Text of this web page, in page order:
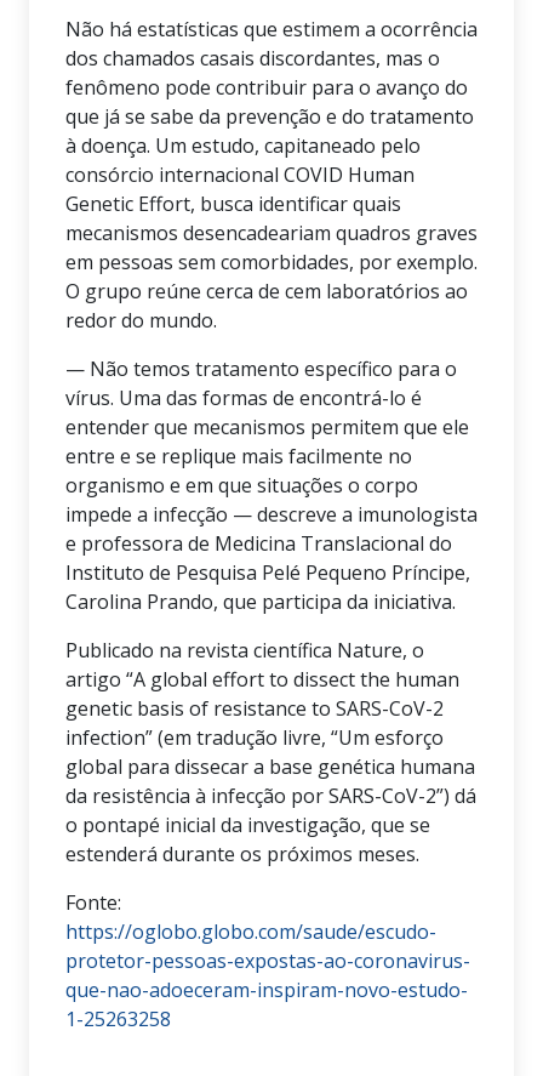
Não há estatísticas que estimem a ocorrência
dos chamados casais discordantes, mas o
fenômeno pode contribuir para o avanço do
que já se sabe da prevenção e do tratamento
à doença. Um estudo, capitaneado pelo
consórcio internacional COVID Human
Genetic Effort, busca identificar quais
mecanismos desencadeariam quadros graves
em pessoas sem comorbidades, por exemplo.
O grupo reúne cerca de cem laboratórios ao
redor do mundo.
— Não temos tratamento específico para o
vírus. Uma das formas de encontrá-lo é
entender que mecanismos permitem que ele
entre e se replique mais facilmente no
organismo e em que situações o corpo
impede a infecção — descreve a imunologista
e professora de Medicina Translacional do
Instituto de Pesquisa Pelé Pequeno Príncipe,
Carolina Prando, que participa da iniciativa.
Publicado na revista científica Nature, o
artigo “A global effort to dissect the human
genetic basis of resistance to SARS-CoV-2
infection” (em tradução livre, “Um esforço
global para dissecar a base genética humana
da resistência à infecção por SARS-CoV-2”) dá
o pontapé inicial da investigação, que se
estenderá durante os próximos meses.
Fonte:
https://oglobo.globo.com/saude/escudo-
protetor-pessoas-expostas-ao-coronavirus-
que-nao-adoeceram-inspiram-novo-estudo-
1-25263258